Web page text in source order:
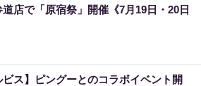
店で「原宿祭」開催《7月19日・20日
ビス】ピングーとのコラボイベント開